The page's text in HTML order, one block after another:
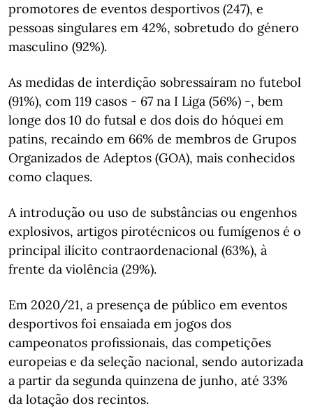
promotores de eventos desportivos (247), e
pessoas singulares em 42%, sobretudo do género
masculino (92%).
As medidas de interdição sobressaíram no futebol
(91%), com 119 casos - 67 na I Liga (56%) -, bem
longe dos 10 do futsal e dos dois do hóquei em
patins, recaindo em 66% de membros de Grupos
Organizados de Adeptos (GOA), mais conhecidos
como claques.
A introdução ou uso de substâncias ou engenhos
explosivos, artigos pirotécnicos ou fumígenos é o
principal ilícito contraordenacional (63%), à
frente da violência (29%).
Em 2020/21, a presença de público em eventos
desportivos foi ensaiada em jogos dos
campeonatos profissionais, das competições
europeias e da seleção nacional, sendo autorizada
a partir da segunda quinzena de junho, até 33%
da lotação dos recintos.